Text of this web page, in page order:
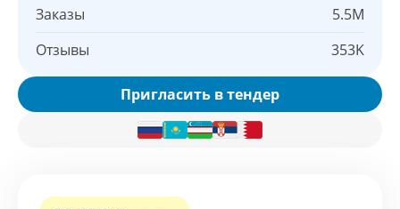
Заказы
5.5M
Отзывы
353K
Пригласить в тендер